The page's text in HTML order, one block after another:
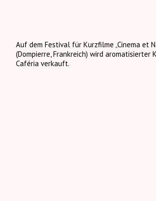
Auf dem Festival für Kurzfilme „Cinema et
(Dompierre, Frankreich) wird aromatisierter
Caféria verkauft.